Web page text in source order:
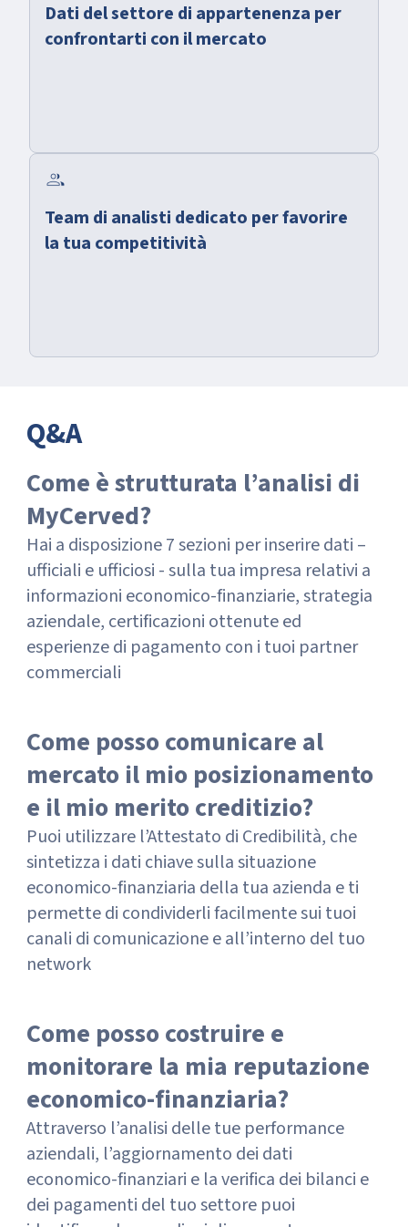
Dati del settore di appartenenza per
confrontarti con il mercato
group
Team di analisti dedicato per favorire
la tua competitività
Q&A
Come è strutturata l’analisi di
MyCerved?
Hai a disposizione 7 sezioni per inserire dati –
ufficiali e ufficiosi - sulla tua impresa relativi a
informazioni economico-finanziarie, strategia
aziendale, certificazioni ottenute ed
esperienze di pagamento con i tuoi partner
commerciali
Come posso comunicare al
mercato il mio posizionamento
e il mio merito creditizio?
Puoi utilizzare l’Attestato di Credibilità, che
sintetizza i dati chiave sulla situazione
economico-finanziaria della tua azienda e ti
permette di condividerli facilmente sui tuoi
canali di comunicazione e all’interno del tuo
network
Come posso costruire e
monitorare la mia reputazione
economico-finanziaria?
Attraverso l’analisi delle tue performance
aziendali, l’aggiornamento dei dati
economico-finanziari e la verifica dei bilanci e
dei pagamenti del tuo settore puoi